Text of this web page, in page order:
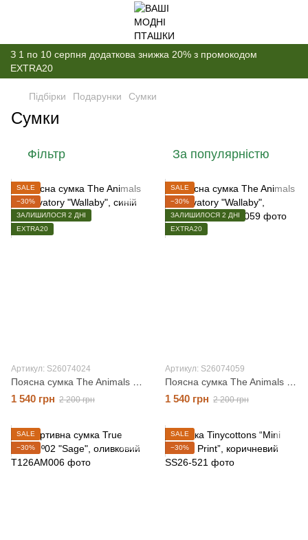
З 1 по 10 серпня додаткова знижка 20% з промокодом
EXTRA20
Підбірки Подарунки Сумки
Сумки
Фільтр За популярністю
SALE
−30%
ЗАЛИШИЛОСЯ 2 ДНІ
EXTRA20
Артикул: S26074024
1 540 грн 2 200 грн
SALE
−30%
ЗАЛИШИЛОСЯ 2 ДНІ
EXTRA20
Артикул: S26074059
1 540 грн 2 200 грн
SALE
−30%
SALE
−30%